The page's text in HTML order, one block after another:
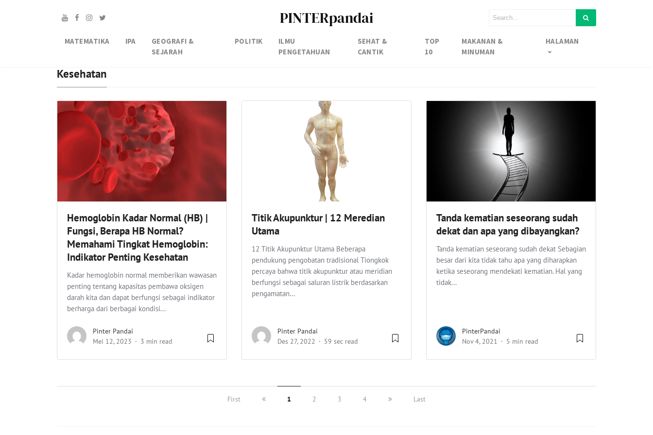
PINTERpandai
MATEMATIKA IPA
GEOGRAFI &
SEJARAH
POLITIK
ILMU
PENGETAHUAN
SEHAT &
CANTIK
TOP
10
MAKANAN &
MINUMAN
HALAMAN
Kesehatan
Hemoglobin Kadar Normal (HB) |
Fungsi, Berapa HB Normal?
Memahami Tingkat Hemoglobin:
Indikator Penting Kesehatan
Kadar hemoglobin normal memberikan wawasan
penting tentang kapasitas pembawa oksigen
darah kita dan dapat berfungsi sebagai indikator
berharga dari berbagai kondisi...
Pinter Pandai
Mei 12, 2023
3 min read
Titik Akupunktur | 12 Meredian
Utama
12 Titik Akupunktur Utama Beberapa
pendukung pengobatan tradisional Tiongkok
percaya bahwa titik akupunktur atau meridian
berfungsi sebagai saluran listrik berdasarkan
pengamatan...
Pinter Pandai
Des 27, 2022
59 sec read
Tanda kematian seseorang sudah
dekat dan apa yang dibayangkan?
Tanda kematian seseorang sudah dekat Sebagian
besar dari kita tidak tahu apa yang diharapkan
ketika seseorang mendekati kematian. Hal yang
tidak...
PinterPandai
Nov 4, 2021
5 min read
First 1 2 3 4 Last